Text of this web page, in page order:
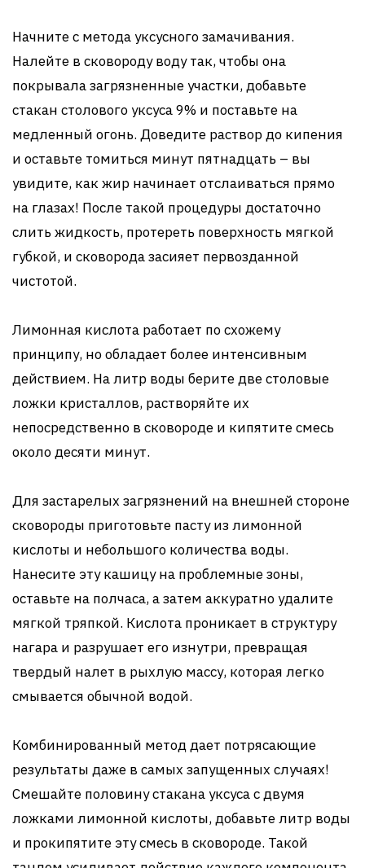
Начните с метода уксусного замачивания.
Налейте в сковороду воду так, чтобы она
покрывала загрязненные участки, добавьте
стакан столового уксуса 9% и поставьте на
медленный огонь. Доведите раствор до кипения
и оставьте томиться минут пятнадцать – вы
увидите, как жир начинает отслаиваться прямо
на глазах! После такой процедуры достаточно
слить жидкость, протереть поверхность мягкой
губкой, и сковорода засияет первозданной
чистотой.
Лимонная кислота работает по схожему
принципу, но обладает более интенсивным
действием. На литр воды берите две столовые
ложки кристаллов, растворяйте их
непосредственно в сковороде и кипятите смесь
около десяти минут.
Для застарелых загрязнений на внешней стороне
сковороды приготовьте пасту из лимонной
кислоты и небольшого количества воды.
Нанесите эту кашицу на проблемные зоны,
оставьте на полчаса, а затем аккуратно удалите
мягкой тряпкой. Кислота проникает в структуру
нагара и разрушает его изнутри, превращая
твердый налет в рыхлую массу, которая легко
смывается обычной водой.
Комбинированный метод дает потрясающие
результаты даже в самых запущенных случаях!
Смешайте половину стакана уксуса с двумя
ложками лимонной кислоты, добавьте литр воды
и прокипятите эту смесь в сковороде. Такой